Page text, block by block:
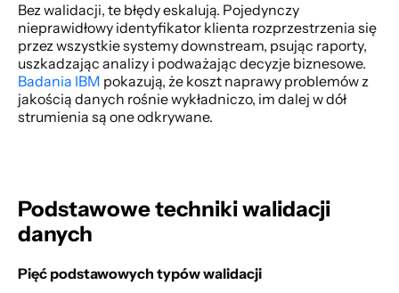
Bez walidacji, te błędy eskalują. Pojedynczy
nieprawidłowy identyfikator klienta rozprzestrzenia się
przez wszystkie systemy downstream, psując raporty,
uszkadzając analizy i podważając decyzje biznesowe.
Badania IBM pokazują, że koszt naprawy problemów z
jakością danych rośnie wykładniczo, im dalej w dół
strumienia są one odkrywane.
Podstawowe techniki walidacji
danych
Pięć podstawowych typów walidacji